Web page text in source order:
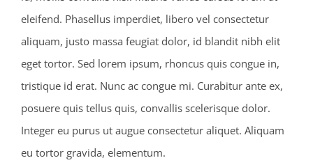
eleifend. Phasellus imperdiet, libero vel consectetur
aliquam, justo massa feugiat dolor, id blandit nibh elit
eget tortor. Sed lorem ipsum, rhoncus quis congue in,
tristique id erat. Nunc ac congue mi. Curabitur ante ex,
posuere quis tellus quis, convallis scelerisque dolor.
Integer eu purus ut augue consectetur aliquet. Aliquam
eu tortor gravida, elementum.